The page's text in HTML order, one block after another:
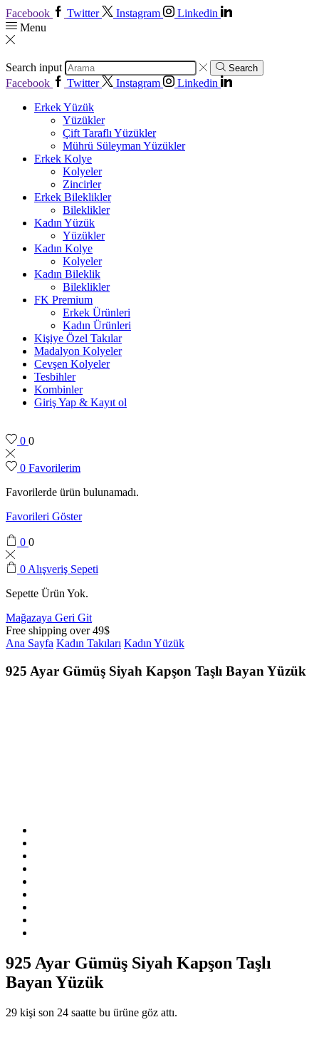
Facebook Twitter Instagram
Linkedin
Menu
Search input Search
Facebook Twitter Instagram
Linkedin
Erkek Yüzük
Yüzükler
Çift Taraflı Yüzükler
Mührü Süleyman Yüzükler
Erkek Kolye
Kolyeler
Zincirler
Erkek Bileklikler
Bileklikler
Kadın Yüzük
Yüzükler
Kadın Kolye
Kolyeler
Kadın Bileklik
Bileklikler
FK Premium
Erkek Ürünleri
Kadın Ürünleri
Kişiye Özel Takılar
Madalyon Kolyeler
Cevşen Kolyeler
Tesbihler
Kombinler
Giriş Yap & Kayıt ol
0 0
0 Favorilerim
Favorilerde ürün bulunamadı.
Favorileri Göster
0 0
0 Alışveriş Sepeti
Sepette Ürün Yok.
Mağazaya Geri Git
Free shipping over 49$
Ana Sayfa Kadın Takıları Kadın Yüzük
925 Ayar Gümüş Siyah Kapşon Taşlı Bayan Yüzük
925 Ayar Gümüş Siyah Kapşon Taşlı
Bayan Yüzük
29 kişi son 24 saatte bu ürüne göz attı.